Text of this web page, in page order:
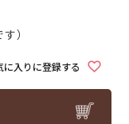
）
に入りに登録する